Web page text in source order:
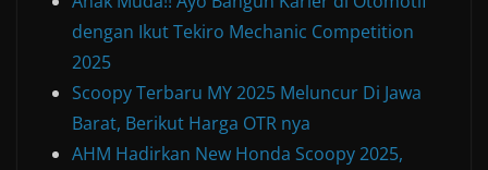
dengan Ikut Tekiro Mechanic Competition
2025
Scoopy Terbaru MY 2025 Meluncur Di Jawa
Barat, Berikut Harga OTR nya
AHM Hadirkan New Honda Scoopy 2025,